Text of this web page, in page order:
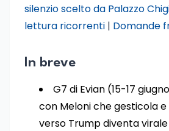
silenzio scelto da Palazzo
lettura ricorrenti | Domande
In breve
G7 di Evian (15-17
con Meloni che gesticola
verso Trump diventa virale